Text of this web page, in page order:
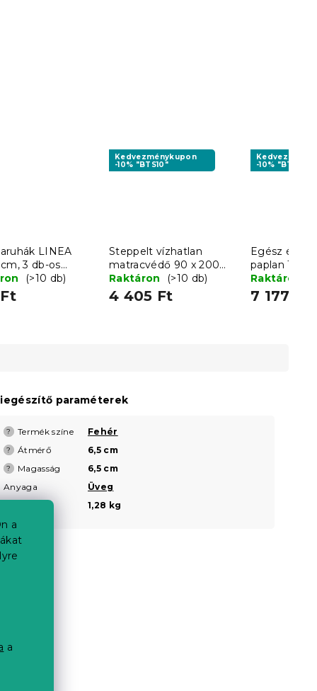
a
a
LINEA
3 db-os
- több(>10 db)
Kedvezménykupon
-10% "BTS10"
Steppelt vízhatlan
matracvédő 90 x 200
cm
Raktáron (>10 db)
4 405 Ft
-10% "BTS10"
Egész éves
paplan 140
párnával 70
BASIC
Raktáron
7 177 Ft
paraméterek
? Termék színe Fehér
? Átmérő 6,5 cm
? Magasság
6,5 cm
Anyaga
Üveg
1,28 kg